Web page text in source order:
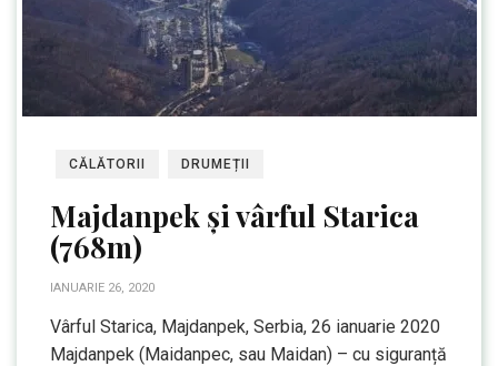
CĂLĂTORII DRUMEȚII
Majdanpek și vârful Starica
(768m)
IANUARIE 26, 2020
Vârful Starica, Majdanpek, Serbia, 26 ianuarie 2020
Majdanpek (Maidanpec, sau Maidan) – cu siguranță